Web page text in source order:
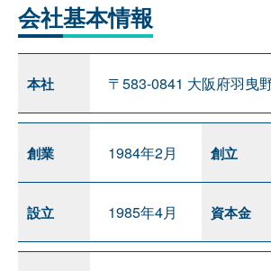
会社基本情報
本社 〒583-0841 大阪府羽曳
創業 1984年2月 創立
設立 1985年4月 資本金